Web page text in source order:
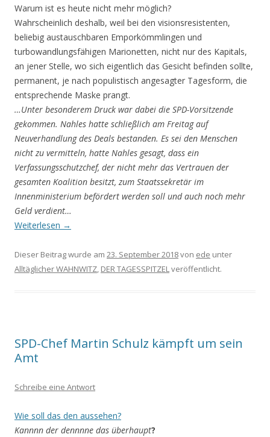
Warum ist es heute nicht mehr möglich?
Wahrscheinlich deshalb, weil bei den visionsresistenten,
beliebig austauschbaren Emporkömmlingen und
turbowandlungsfähigen Marionetten, nicht nur des Kapitals,
an jener Stelle, wo sich eigentlich das Gesicht befinden sollte,
permanent, je nach populistisch angesagter Tagesform, die
entsprechende Maske prangt.
…Unter besonderem Druck war dabei die SPD-Vorsitzende
gekommen. Nahles hatte schließlich am Freitag auf
Neuverhandlung des Deals bestanden. Es sei den Menschen
nicht zu vermitteln, hatte Nahles gesagt, dass ein
Verfassungsschutzchef, der nicht mehr das Vertrauen der
gesamten Koalition besitzt, zum Staatssekretär im
Innenministerium befördert werden soll und auch noch mehr
Geld verdient…
Weiterlesen →
Dieser Beitrag wurde am 23. September 2018von ede unter
Alltäglicher WAHNWITZ, DER TAGESSPITZELveröffentlicht.
SPD-Chef Martin Schulz kämpft um sein
Amt
Schreibe eine Antwort
Wie soll das den aussehen?
Kannnn der dennnne das überhaupt?